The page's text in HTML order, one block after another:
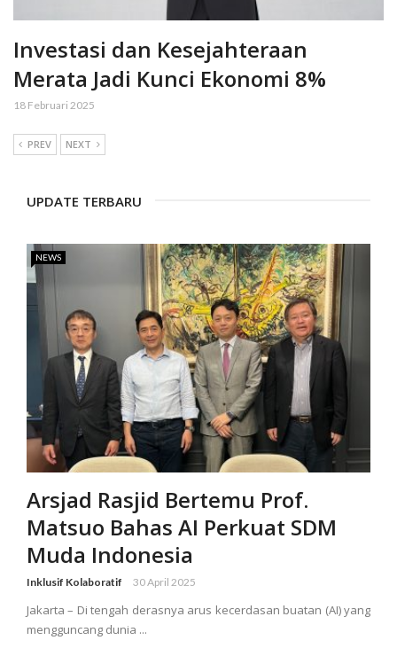
Investasi dan Kesejahteraan
Merata Jadi Kunci Ekonomi 8%
18 Februari 2025
PREV NEXT
UPDATE TERBARU
NEWS
Arsjad Rasjid Bertemu Prof.
Matsuo Bahas AI Perkuat SDM
Muda Indonesia
Inklusif Kolaboratif 30 April 2025
Jakarta – Di tengah derasnya arus kecerdasan buatan (AI) yang
mengguncang dunia ...